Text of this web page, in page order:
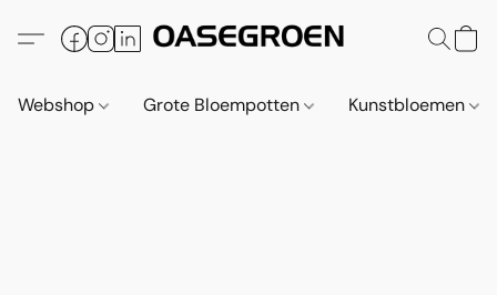
Webshop Grote Bloempotten Kunstbloemen